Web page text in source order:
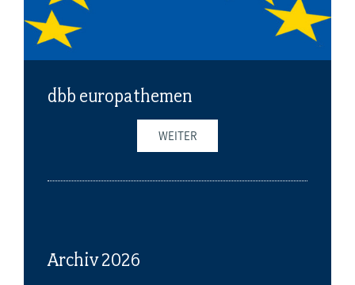
dbb europathemen
WEITER
Archiv 2026